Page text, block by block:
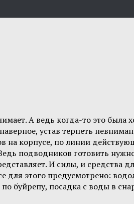
А ведь когда-то это была
устав терпеть
на корпусе, по линии
подводников готовить
И силы, и средства
для этого предусмотрено:
буйрепу, посадка с воды в